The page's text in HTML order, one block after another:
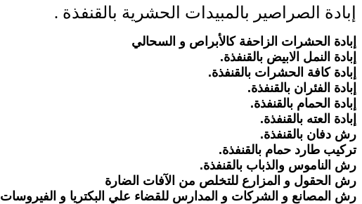
إبادة الصراصير بالمبيدات الحشرية بالقنفذة .
إبادة الحشرات الزاحفة كالأبراص و السحالي
إبادة النمل الابيض بالقنفذة.
إبادة كافة الحشرات بالقنفذة.
إبادة الفئران بالقنفذة.
إبادة الحمام بالقنفذة.
إبادة العته بالقنفذة.
رش دفان بالقنفذة.
تركيب طارد حمام بالقنفذة.
رش الناموس والذباب بالقنفذة.
رش الحقول و المزارع للتخلص من الآفات الضارة
رش المصانع و الشركات و المدارس للقضاء علي البكتريا و الفيروسات